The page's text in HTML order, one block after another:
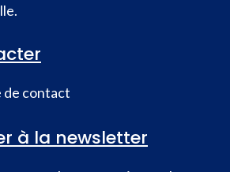
de contact
à la newsletter